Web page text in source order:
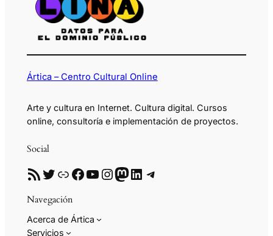
Ártica – Centro Cultural Online
Arte y cultura en Internet. Cultura digital. Cursos
online, consultoría e implementación de proyectos.
Social
RSS Twitter Enlace Facebook YouTube InstagramMastodon LinkedIn Telegram
Navegación
Acerca de Ártica
Servicios